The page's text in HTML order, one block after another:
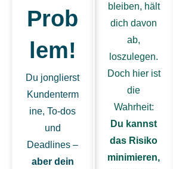
Prob
lem!
Du jonglierst
Kundenterm
ine, To-dos
und
Deadlines –
aber dein
bleiben, hält
dich davon
ab,
loszulegen.
Doch hier ist
die
Wahrheit:
Du kannst
das Risiko
minimieren,